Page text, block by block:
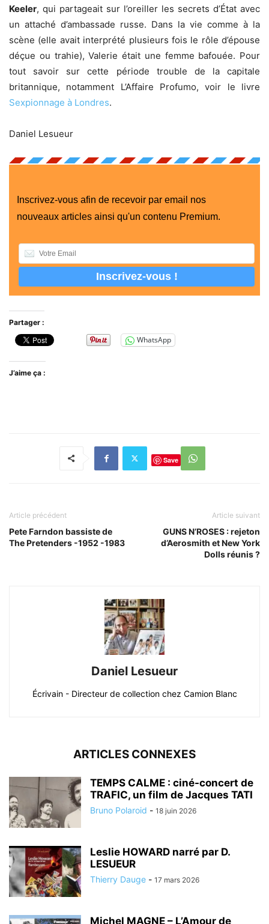
Keeler, qui partageait sur l’oreiller les secrets d’État avec
un attaché d’ambassade russe. Dans la vie comme à la
scène (elle avait interprété plusieurs fois le rôle d’épouse
déçue ou trahie), Valerie était une femme bafouée. Pour
tout savoir sur cette période trouble de la capitale
britannique, notamment L’Affaire Profumo, voir le livre
Sexpionnage à Londres.
Daniel Lesueur
Inscrivez-vous afin de recevoir par email nos
nouveaux articles ainsi qu'un contenu Premium.
Partager :
WhatsApp
J’aime ça :
Save
Article précédent
Pete Farndon bassiste de
The Pretenders -1952 -1983
Article suivant
GUNS N’ROSES : rejeton
d’Aerosmith et New York
Dolls réunis ?
Daniel Lesueur
Écrivain - Directeur de collection chez Camion Blanc
ARTICLES CONNEXES
TEMPS CALME : ciné-concert de
TRAFIC, un film de Jacques TATI
Bruno Polaroid - 18 juin 2026
Leslie HOWARD narré par D.
LESUEUR
Thierry Dauge - 17 mars 2026
Michel MAGNE – L’Amour de